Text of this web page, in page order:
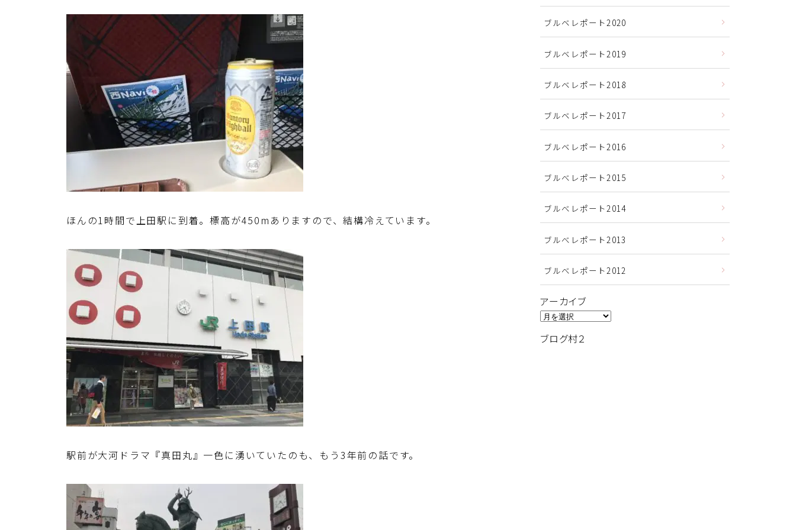
ほんの1時間で上田駅に到着。標高が450mありますので、結構冷えています。
駅前が大河ドラマ『真田丸』一色に湧いていたのも、もう3年前の話です。
ブルベレポート2020
ブルベレポート2019
ブルベレポート2018
ブルベレポート2017
ブルベレポート2016
ブルべレポート2015
ブルべレポート2014
ブルべレポート2013
ブルべレポート2012
アーカイブ
ア
カ
ブログ村２